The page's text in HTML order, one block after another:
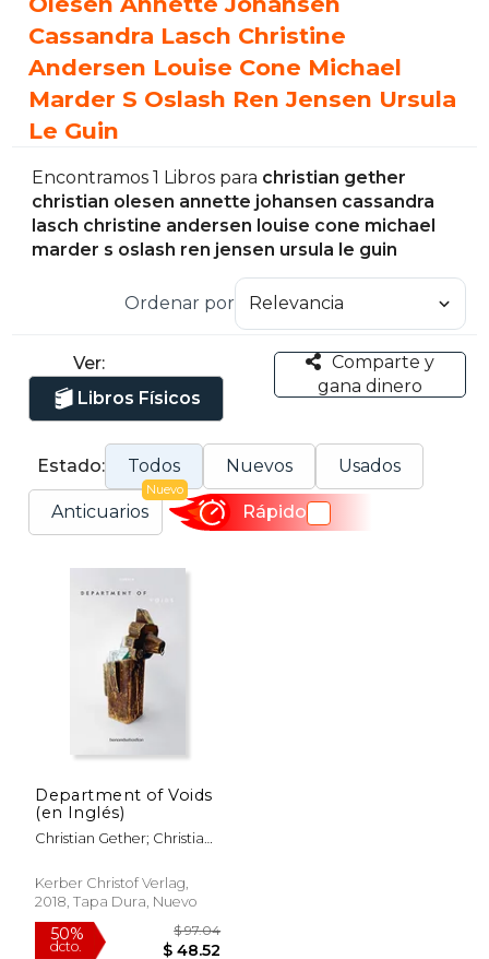
Cassandra Lasch Christine
Andersen Louise Cone Michael
Marder S Oslash Ren Jensen Ursula
Le Guin
Encontramos 1 Libros para christian gether
christian olesen annette johansen cassandra
lasch christine andersen louise cone michael
marder s oslash ren jensen ursula le guin
Ordenar por
Ver:
Libros Físicos
Comparte y
gana dinero
Estado: Todos Nuevos Usados
Anticuarios
Nuevo
Rápido
Department of Voids
(en Inglés)
Christian Gether; Christian
Cassandra Lasch; Christine
Andersen; Louise Cone;
Michael Marder;
S&Oslash;Ren Jensen;
Ursula Le Guin
Kerber Christof Verlag,
2018, Tapa Dura, Nuevo